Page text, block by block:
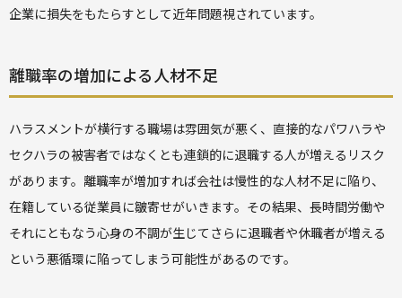
企業に損失をもたらすとして近年問題視されています。
離職率の増加による人材不足
ハラスメントが横行する職場は雰囲気が悪く、直接的なパワハラや
セクハラの被害者ではなくとも連鎖的に退職する人が増えるリスク
があります。離職率が増加すれば会社は慢性的な人材不足に陥り、
在籍している従業員に皺寄せがいきます。その結果、長時間労働や
それにともなう心身の不調が生じてさらに退職者や休職者が増える
という悪循環に陥ってしまう可能性があるのです。